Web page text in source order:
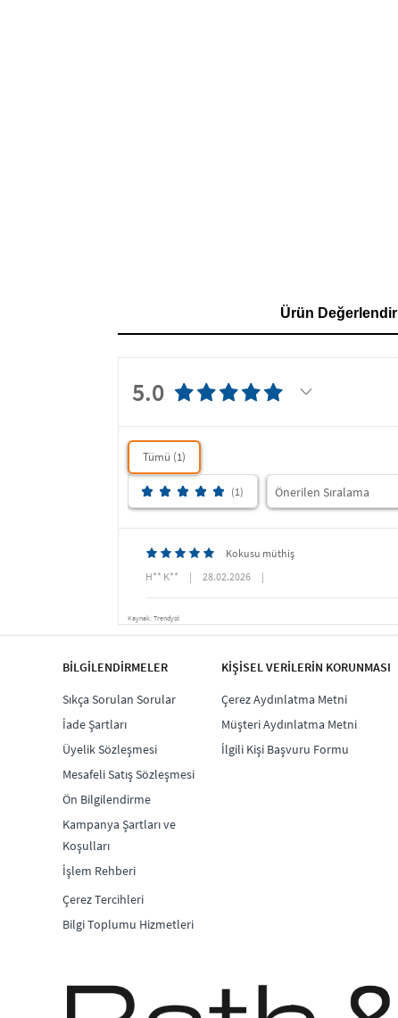
Ürün
5.0
Tümü (1)
(1)
Kokusu müthiş
H** K**
| 28.02.2026 |
Kaynak: Trendyol
BİLGİLENDİRMELER
Sıkça Sorulan Sorular
İade Şartları
Üyelik Sözleşmesi
Mesafeli Satış Sözleşmesi
Ön Bilgilendirme
Kampanya Şartları ve
Koşulları
İşlem Rehberi
Çerez Tercihleri
Bilgi Toplumu Hizmetleri
KİŞİSEL VERİLERİN KORUNMASI
Çerez Aydınlatma Metni
Müşteri Aydınlatma Metni
İlgili Kişi Başvuru Formu